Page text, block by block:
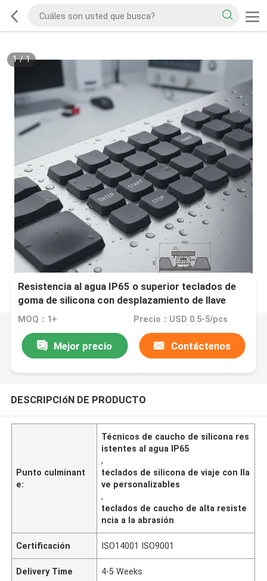
1/1
Resistencia al agua IP65 o superior teclados de
goma de silicona con desplazamiento de llave
personalizable 0,8-1,2 mm y alta resistencia a la
MOQ：1+ Precio：USD 0.5-5/pcs
Mejor precio Contáctenos
DESCRIPCIóN DE PRODUCTO
Punto culminant
e:
Técnicos de caucho de silicona res
istentes al agua IP65
,
teclados de silicona de viaje con lla
ve personalizables
,
teclados de caucho de alta resiste
ncia a la abrasión
Certificación ISO14001 ISO9001
Delivery Time 4-5 Weeks